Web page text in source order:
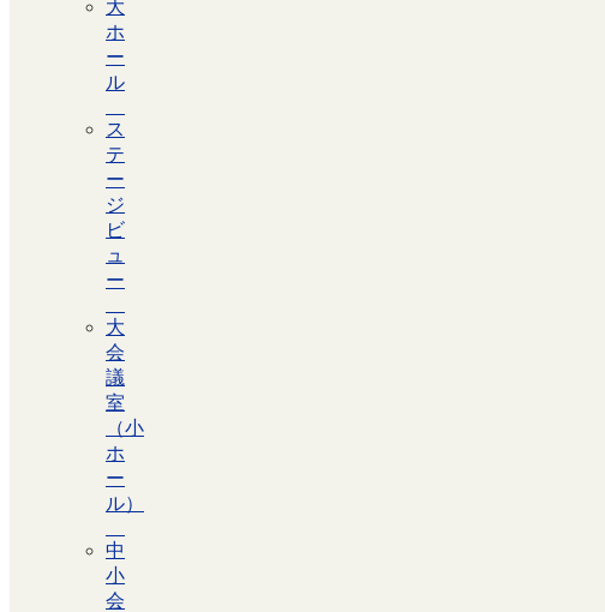
大
ホ
ー
ル
ス
テ
ー
ジ
ビ
ュ
ー
大
会
議
室
（小
ホ
ー
ル）
中
小
会